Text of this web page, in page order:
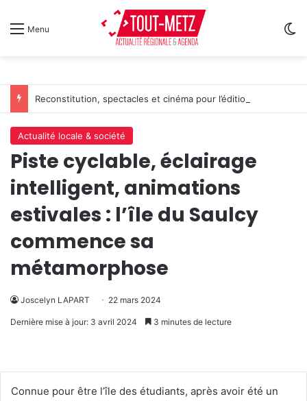
Menu
Actualité locale & société
Piste cyclable, éclairage
intelligent, animations
estivales : l’île du Saulcy
commence sa
métamorphose
Joscelyn LAPART 22 mars 2024
Dernière mise à jour: 3 avril 2024 3 minutes de lecture
Connue pour être l’île des étudiants, après avoir été un